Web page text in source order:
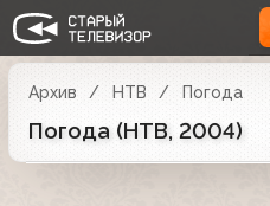
Архив НТВ Погода
Погода (НТВ, 2004)